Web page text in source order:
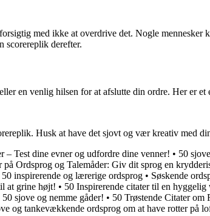
med ikke at overdrive det. Nogle mennesker
scorereplik derefter.
en venlig hilsen for at afslutte din ordre. Her er et
Husk at have det sjovt og vær kreativ med
Test dine evner og udfordre dine venner! • 50
på Ordsprog og Talemåder: Giv dit sprog en
inspirerende og lærerige ordsprog • Søskende
at grine højt! • 50 Inspirerende citater til en hyggelig
sjove og nemme gåder! • 50 Trøstende Citater
og tankevækkende ordsprog om at have rotter på